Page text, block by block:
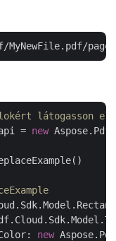
MyNewFile.pdf/
látogasson el
= new
new